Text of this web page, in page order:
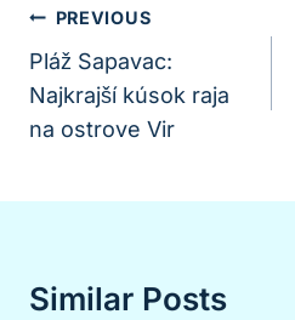
Navigácia
V
Článku
PREVIOUS
Pláž Sapavac:
Najkrajší kúsok raja
na ostrove Vir
Similar Posts